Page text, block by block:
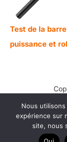
Test de la
puissance et
Nous
expérience sur
site, nous